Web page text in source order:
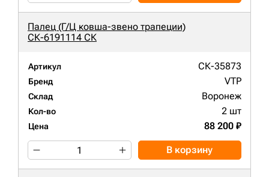
Палец (Г/Ц ковша-звено трапеции)
СК-6191114 СК
Артикул СК-35873
Бренд VTP
Склад Воронеж
Кол-во 2 шт
Цена 88 200 ₽
В корзину